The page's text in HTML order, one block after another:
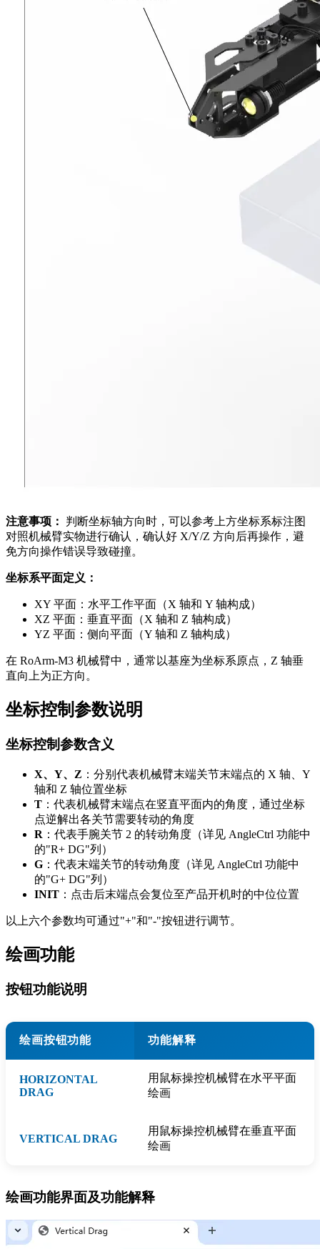
注意事项：
判断坐标轴方向时，可以参考上方坐标系标注图
对照机械臂实物进行确认，确认好 X/Y/Z 方向后再操作，避
免方向操作错误导致碰撞。
坐标系平面定义：
XY 平面：水平工作平面（X 轴和 Y 轴构成）
XZ 平面：垂直平面（X 轴和 Z 轴构成）
YZ 平面：侧向平面（Y 轴和 Z 轴构成）
在 RoArm-M3 机械臂中，通常以基座为坐标系原点，Z 轴垂
直向上为正方向。
坐标控制参数说明
坐标控制参数含义
X、Y、Z ：分别代表机械臂末端关节末端点的 X 轴、Y
轴和 Z 轴位置坐标
T ：代表机械臂末端点在竖直平面内的角度，通过坐标
点逆解出各关节需要转动的角度
R ：代表手腕关节 2 的转动角度（详见 AngleCtrl 功能中
的"R+ DG"列）
G ：代表末端关节的转动角度（详见 AngleCtrl 功能中
的"G+ DG"列）
INIT ：点击后末端点会复位至产品开机时的中位位置
以上六个参数均可通过"+"和"-"按钮进行调节。
绘画功能
按钮功能说明
绘画按钮功能 功能解释
HORIZONTAL
DRAG
用鼠标操控机械臂在水平平面
绘画
VERTICAL DRAG
用鼠标操控机械臂在垂直平面
绘画
绘画功能界面及功能解释